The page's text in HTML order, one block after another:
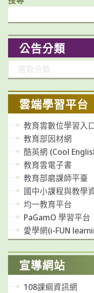
公告分類
類
雲端學習平台
教育雲數位學習入
教育部因材網
酷英網 (Cool
教育雲電子書
教育部磨課師平臺
國中小課程與教學
均一教育平台
PaGamO 學習平台
愛學網(i-FUN
宣導網站
108課綱資訊網